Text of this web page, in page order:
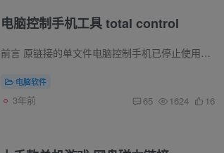
电脑控制手机工具 total control
前言 原链接的单文件电脑控制手机已停止使用，此电脑控制手机远程控制工具，旨在帮助用户高效地远程管理手机。软件具有简洁的界面和强大的功能，使用户能够轻松控制手机并进行各种操作。可以通...
电脑软件
3年前 65 1624 16